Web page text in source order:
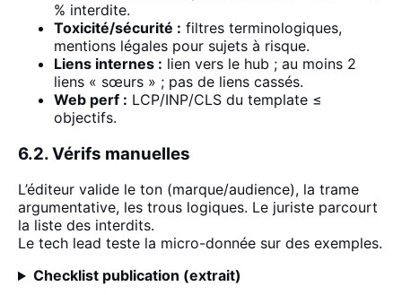
% interdite.
Toxicité/sécurité : filtres terminologiques,
mentions légales pour sujets à risque.
Liens internes : lien vers le hub ; au moins 2
liens « sœurs » ; pas de liens cassés.
Web perf : LCP/INP/CLS du template ≤
objectifs.
6.2. Vérifs manuelles
L’éditeur valide le ton (marque/audience), la trame
argumentative, les trous logiques. Le juriste parcourt
la liste des interdits.
Le tech lead teste la micro-donnée sur des exemples.
Checklist publication (extrait)